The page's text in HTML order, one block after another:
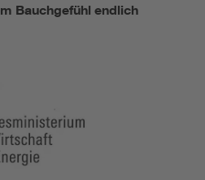
Bauchgefühl endlich